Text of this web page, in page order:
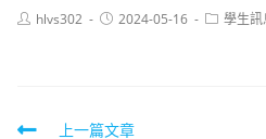
Posthlvs302
Post2024-05-16
Post學生訊
上一篇文章